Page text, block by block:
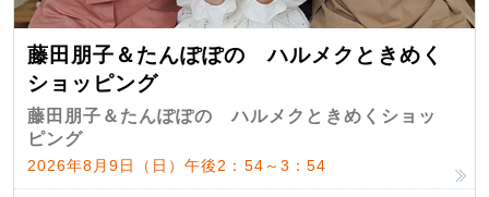
藤田朋子＆たんぽぽの ハルメクときめく
ショッピング
藤田朋子＆たんぽぽの ハルメクときめくショッ
ピング
2026年8月9日（日）午後2：54～3：54